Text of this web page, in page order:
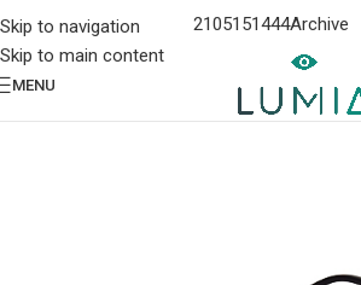
Skip to navigation
Skip to main content
2105151444Archive
MENU